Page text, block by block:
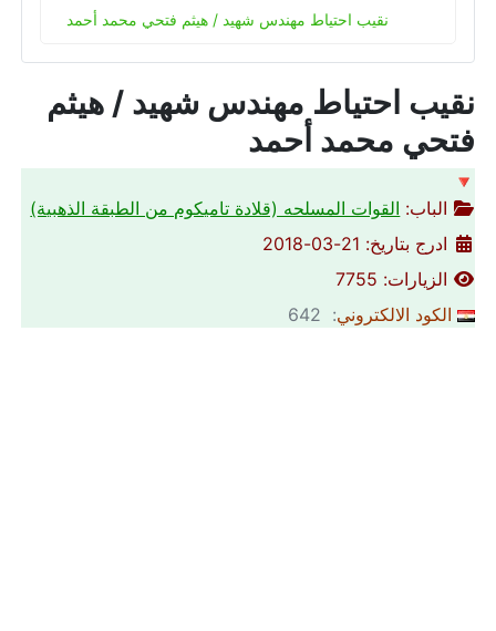
نقيب احتياط مهندس شهيد / هيثم فتحي محمد أحمد
نقيب احتياط مهندس شهيد / هيثم
فتحي محمد أحمد
🔻
الباب: القوات المسلحه (قلادة تاميكوم من الطبقة الذهبية)
ادرج بتاريخ: 21-03-2018
الزيارات: 7755
الكود الالكتروني: 642